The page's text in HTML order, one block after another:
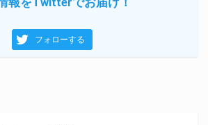
フォローする